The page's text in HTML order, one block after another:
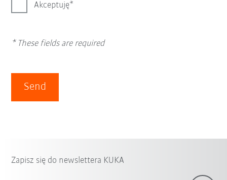
Akceptuję
* These fields are required
Send
Zapisz się do newslettera KUKA